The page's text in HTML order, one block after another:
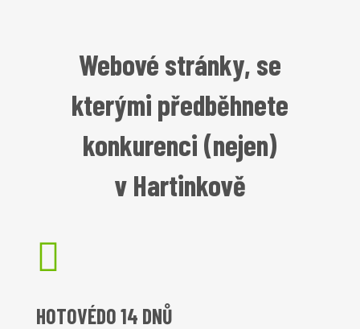
Webové stránky, se
kterými předběhnete
konkurenci (nejen)
v Hartinkově

HOTOVÉDO 14 DNŮ